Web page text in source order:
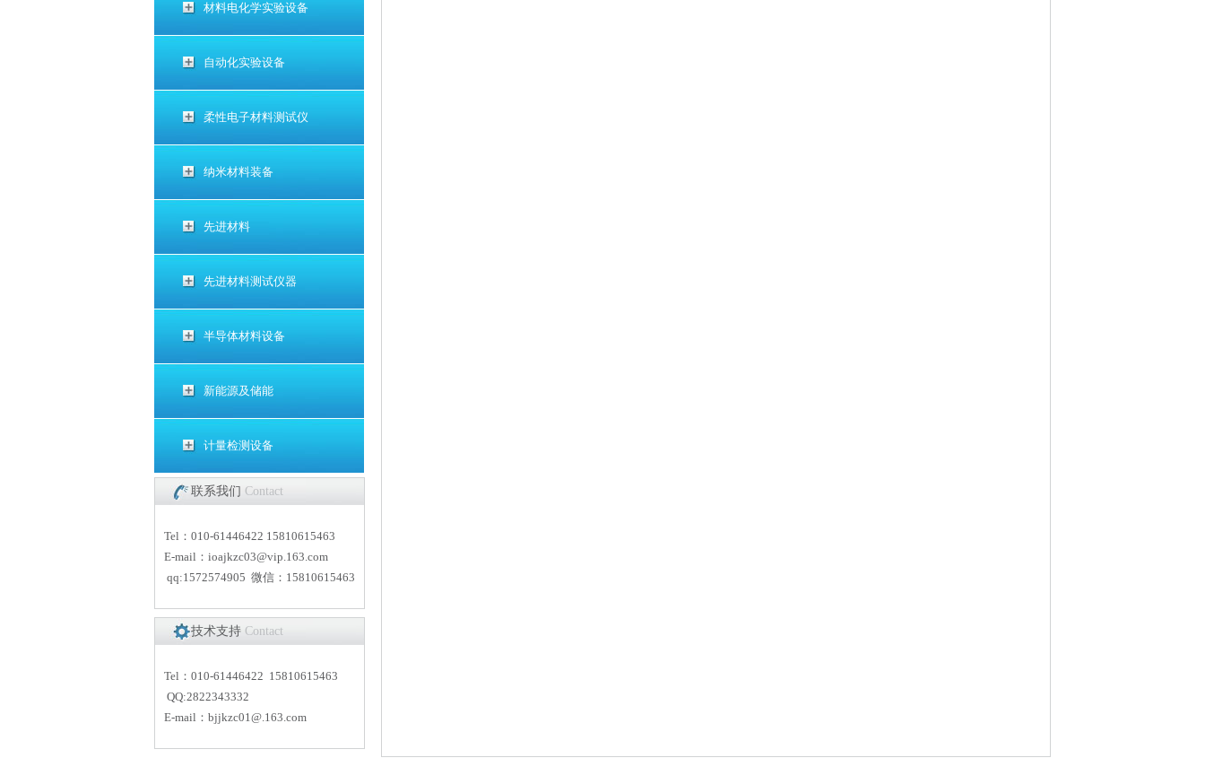
材料电化学实验设备
自动化实验设备
柔性电子材料测试仪
纳米材料装备
先进材料
先进材料测试仪器
半导体材料设备
新能源及储能
计量检测设备
联系我们 Contact
Tel：010-61446422 15810615463
E-mail： ioajkzc03@vip.163.com
qq:1572574905 微信：15810615463
技术支持 Contact
Tel：010-61446422 15810615463
QQ:2822343332
E-mail： bjjkzc01@.163.com